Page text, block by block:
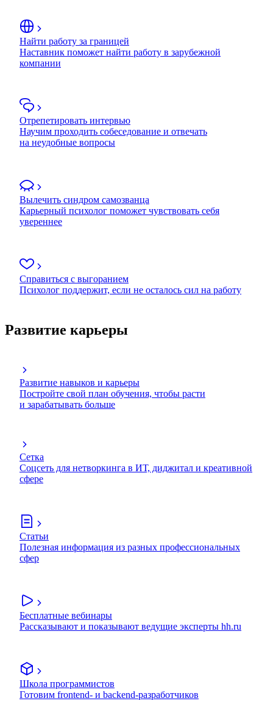
Найти работу за границей
Наставник поможет найти работу в зарубежной
компании
Отрепетировать интервью
Научим проходить собеседование и отвечать
на неудобные вопросы
Вылечить синдром самозванца
Карьерный психолог поможет чувствовать себя
увереннее
Справиться с выгоранием
Психолог поддержит, если не осталось сил на работу
Развитие карьеры
Развитие навыков и карьеры
Постройте свой план обучения, чтобы расти
и зарабатывать больше
Сетка
Соцсеть для нетворкинга в ИТ, диджитал и креативной
сфере
Статьи
Полезная информация из разных профессиональных
сфер
Бесплатные вебинары
Рассказывают и показывают ведущие эксперты hh.ru
Школа программистов
Готовим frontend- и backend-разработчиков